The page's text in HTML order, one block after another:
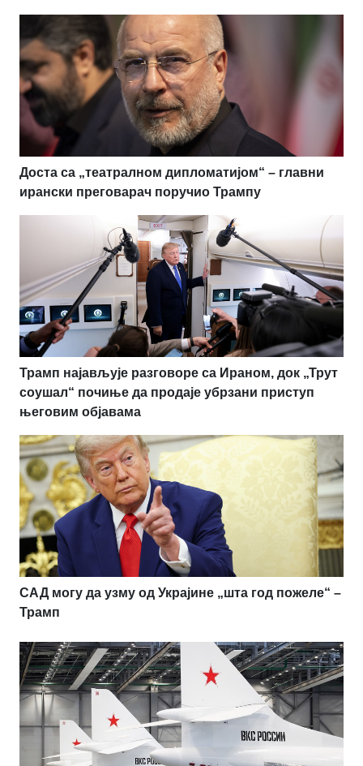
Доста са „театралном дипломатијом“ – главни
ирански преговарач поручио Трампу
Трамп најављује разговоре са Ираном, док „Трут
соушал“ почиње да продаје убрзани приступ
његовим објавама
САД могу да узму од Украјине „шта год пожеле“ –
Трамп